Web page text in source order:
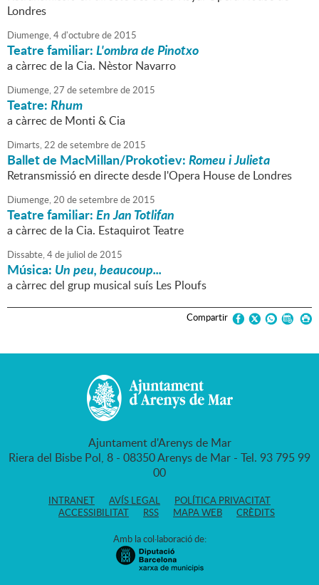
Londres
Diumenge,4d'octubrede2015
Teatre familiar:L'ombra de Pinotxo
a càrrec de la Cia. Nèstor Navarro
Diumenge,27 desetembrede2015
Teatre:Rhum
a càrrec de Monti & Cia
Dimarts,22 desetembrede2015
Ballet de MacMillan/Prokotiev:Romeu i Julieta
Retransmissió en directe desde l'Opera House de Londres
Diumenge,20 desetembrede2015
Teatre familiar:En Jan Totlifan
a càrrec de la Cia. Estaquirot Teatre
Dissabte,4de juliol de2015
Música: Un peu, beaucoup...
a càrrec del grup musical suís Les Ploufs
Compartir
Ajuntament d'Arenys de Mar
Riera del Bisbe Pol, 8 - 08350 Arenys de Mar - Tel. 93 795 99
00
INTRANET AVÍS LEGAL
POLÍTICA PRIVACITAT
ACCESSIBILITAT
RSS MAPA WEB CRÈDITS
Amb la col·laboració de: